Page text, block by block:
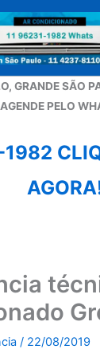
GRANDE SÃO
AGENDE PELO
/ 22/08/2019